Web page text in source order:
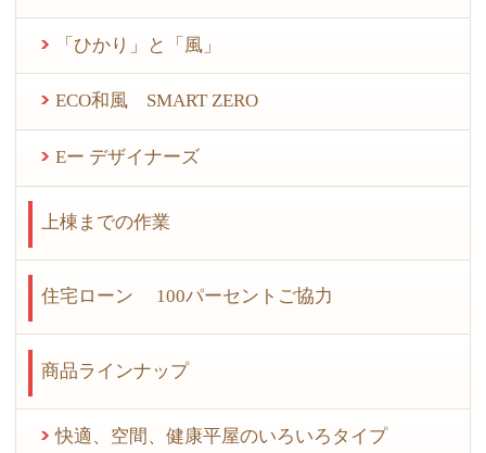
「ひかり」と「風」
ECO和風 SMART ZERO
Eー デザイナーズ
上棟までの作業
住宅ローン 100パーセントご協力
商品ラインナップ
快適、空間、健康平屋のいろいろタイプ